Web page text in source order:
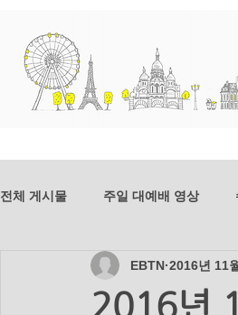
전체 게시물 주일 대예배 영상
dim-201807 mer-201807
2016년
EBTN 2016년 11